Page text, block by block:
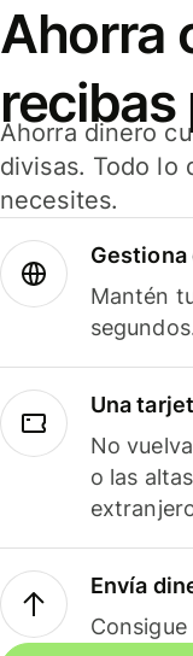
Ahorra
recibas
Ahorra dinero
divisas. Todo lo
necesites.
Gestiona
Mantén
Una
No
o las
Envía